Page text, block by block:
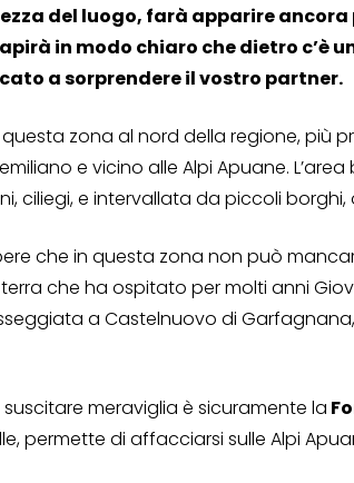
del luogo, farà apparire
in modo chiaro che dietro c’è
a sorprendere il vostro partner.
zona al nord della regione, più
e vicino alle Alpi Apuane.
ciliegi, e intervallata da piccoli
che in questa zona non può
che ha ospitato per molti anni
a Castelnuovo di
meraviglia è sicuramente la
permette di affacciarsi sulle Alpi